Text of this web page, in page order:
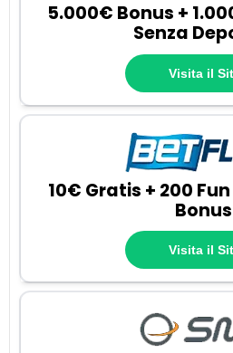
5.000€ Bonus +
Senza
Visita il
10€ Gratis + 200
Bonus
Visita il